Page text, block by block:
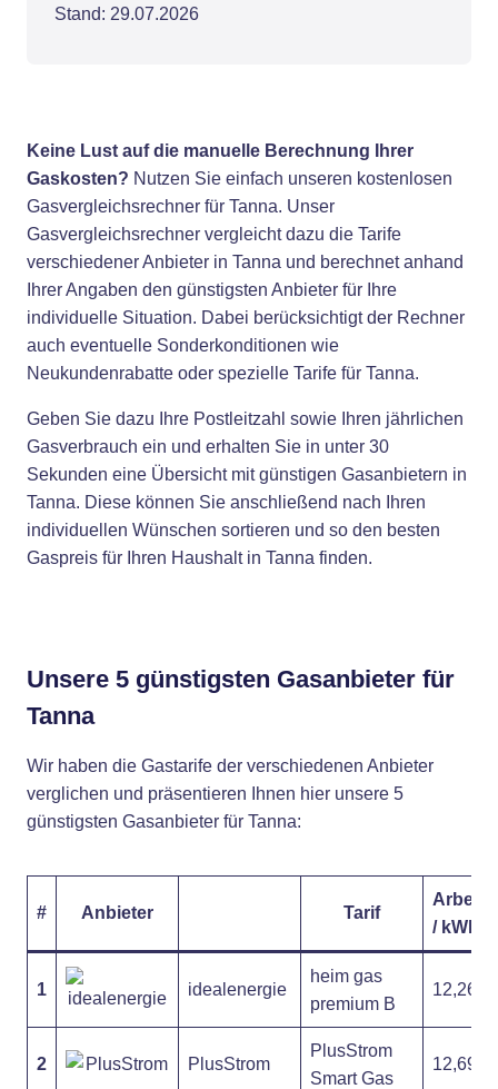
Stand: 29.07.2026
Keine Lust auf die manuelle Berechnung Ihrer
Gaskosten? Nutzen Sie einfach unseren kostenlosen
Gasvergleichsrechner für Tanna. Unser
Gasvergleichsrechner vergleicht dazu die Tarife
verschiedener Anbieter in Tanna und berechnet anhand
Ihrer Angaben den günstigsten Anbieter für Ihre
individuelle Situation. Dabei berücksichtigt der Rechner
auch eventuelle Sonderkonditionen wie
Neukundenrabatte oder spezielle Tarife für Tanna.
Geben Sie dazu Ihre Postleitzahl sowie Ihren jährlichen
Gasverbrauch ein und erhalten Sie in unter 30
Sekunden eine Übersicht mit günstigen Gasanbietern in
Tanna. Diese können Sie anschließend nach Ihren
individuellen Wünschen sortieren und so den besten
Gaspreis für Ihren Haushalt in Tanna finden.
Unsere 5 günstigsten Gasanbieter für
Tanna
Wir haben die Gastarife der verschiedenen Anbieter
verglichen und präsentieren Ihnen hier unsere 5
günstigsten Gasanbieter für Tanna:
# Anbieter Tarif
/ kWh
1 idealenergie
heim gas
premium B
12,26 ct
2 PlusStrom
PlusStrom
Smart Gas
12,69 ct